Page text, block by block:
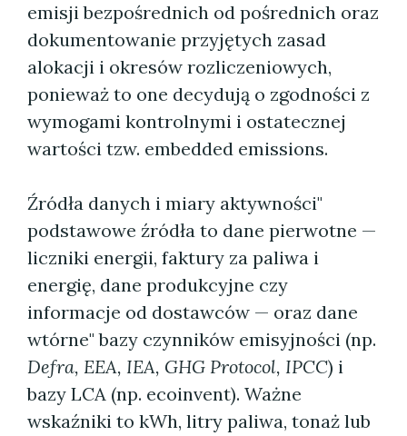
emisji bezpośrednich od pośrednich oraz
dokumentowanie przyjętych zasad
alokacji i okresów rozliczeniowych,
ponieważ to one decydują o zgodności z
wymogami kontrolnymi i ostatecznej
wartości tzw. embedded emissions.
Źródła danych i miary aktywności"
podstawowe źródła to dane pierwotne —
liczniki energii, faktury za paliwa i
energię, dane produkcyjne czy
informacje od dostawców — oraz dane
wtórne" bazy czynników emisyjności (np.
Defra, EEA, IEA, GHG Protocol, IPCC) i
bazy LCA (np. ecoinvent). Ważne
wskaźniki to kWh, litry paliwa, tonaż lub